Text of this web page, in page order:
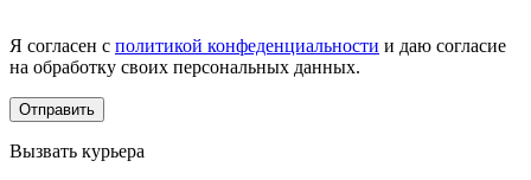
Я согласен с политикой конфеденциальности и даю согласие
на обработку своих персональных данных.
Вызвать курьера